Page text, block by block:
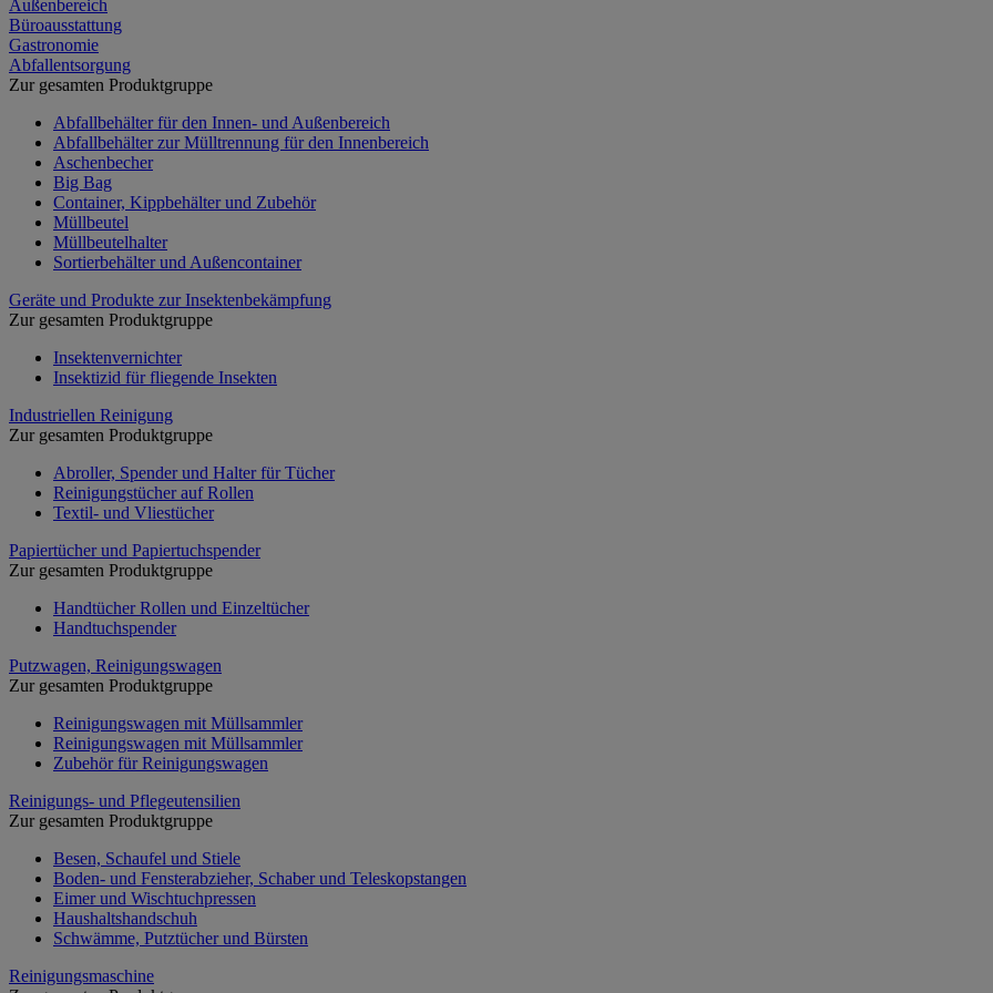
Außenbereich
Büroausstattung
Gastronomie
Abfallentsorgung
Zur gesamten Produktgruppe
Abfallbehälter für den Innen- und Außenbereich
Abfallbehälter zur Mülltrennung für den Innenbereich
Aschenbecher
Big Bag
Container, Kippbehälter und Zubehör
Müllbeutel
Müllbeutelhalter
Sortierbehälter und Außencontainer
Geräte und Produkte zur Insektenbekämpfung
Zur gesamten Produktgruppe
Insektenvernichter
Insektizid für fliegende Insekten
Industriellen Reinigung
Zur gesamten Produktgruppe
Abroller, Spender und Halter für Tücher
Reinigungstücher auf Rollen
Textil- und Vliestücher
Papiertücher und Papiertuchspender
Zur gesamten Produktgruppe
Handtücher Rollen und Einzeltücher
Handtuchspender
Putzwagen, Reinigungswagen
Zur gesamten Produktgruppe
Reinigungswagen mit Müllsammler
Reinigungswagen mit Müllsammler
Zubehör für Reinigungswagen
Reinigungs- und Pflegeutensilien
Zur gesamten Produktgruppe
Besen, Schaufel und Stiele
Boden- und Fensterabzieher, Schaber und Teleskopstangen
Eimer und Wischtuchpressen
Haushaltshandschuh
Schwämme, Putztücher und Bürsten
Reinigungsmaschine